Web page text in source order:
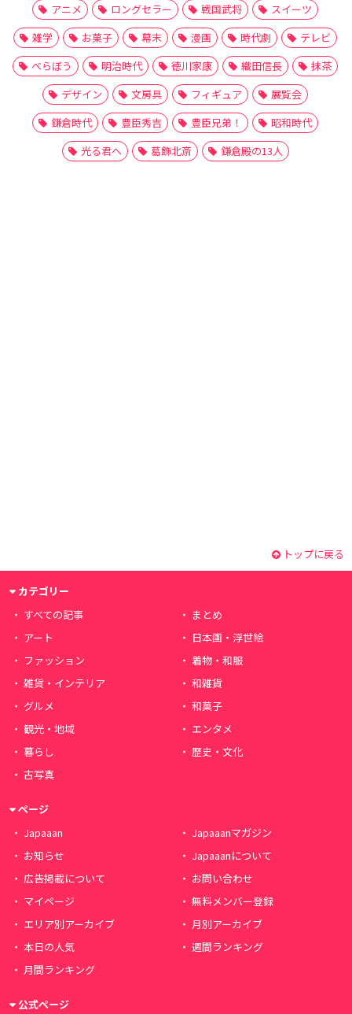
アニメ
ロングセラー 戦国武将
スイーツ
雑学
お菓子 幕末 漫画 時代劇
テレビ
べらぼう
明治時代 徳川家康 織田信長
抹茶
デザイン
文房具 フィギュア
展覧会
鎌倉時代
豊臣秀吉 豊臣兄弟！
昭和時代
光る君へ
葛飾北斎 鎌倉殿の13人
トップに戻る
カテゴリー
すべての記事
まとめ
アート
日本画・浮世絵
ファッション
着物・和服
雑貨・インテリア
和雑貨
グルメ
和菓子
観光・地域
エンタメ
暮らし
歴史・文化
古写真
ページ
Japaaan
Japaaanマガジン
お知らせ
Japaaanについて
広告掲載について
お問い合わせ
マイページ
無料メンバー登録
エリア別アーカイブ
月別アーカイブ
本日の人気
週間ランキング
月間ランキング
公式ページ